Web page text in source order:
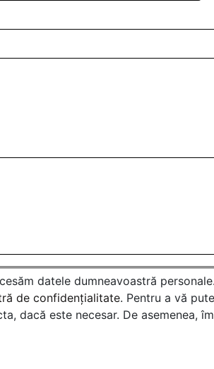
datele dumneavoastră
de confidențialitate. Pentru a vă
dacă este necesar. De asemenea,